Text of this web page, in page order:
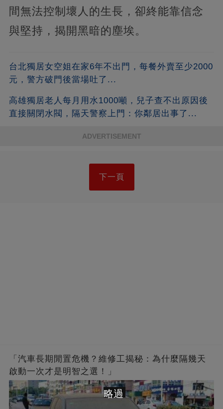
間無法控制壞人的生長，卻終能靠信念
與堅持，揭開黑暗的塵埃。
台北獨居女空姐在家6年不出門，每餐外賣至少2000
元，警方破門後當場吐了...
高雄獨居老人每月用水1000噸，兒子查不出原因後
直接關閉水閥，隔天警察上門：你鄰居出事了...
ADVERTISEMENT
下一頁
「汽車長期閒置危機？維修工揭秘：為什麼隔幾天
啟動一次才是明智之選！」
略過